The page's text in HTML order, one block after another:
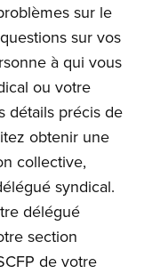
sur le
sur vos
à qui vous
ou votre
détails précis de
obtenir une
collective,
syndical.
délégué
section
de votre